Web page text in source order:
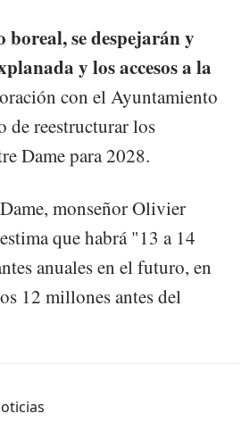
se despejarán y
y los accesos a la
con el Ayuntamiento
de reestructurar los
Dame para 2028.
monseñor Olivier
que habrá "13 a 14
anuales en el futuro, en
12 millones antes del